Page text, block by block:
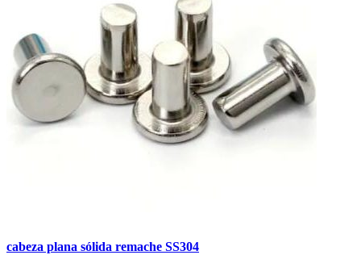
cabeza plana sólida remache SS304